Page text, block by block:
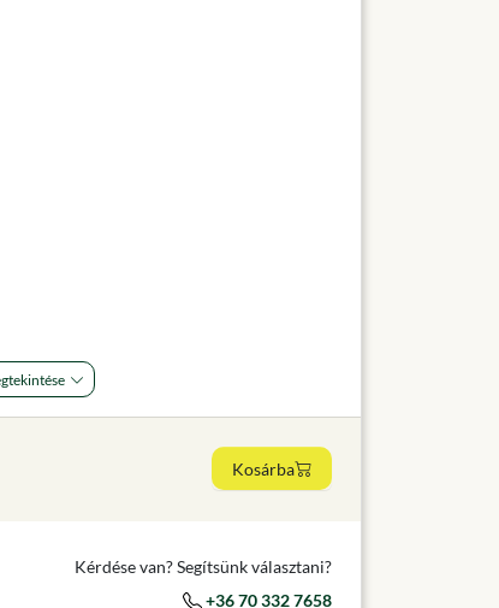
Kosárba
Kérdése van? Segítsünk választani?
+36 70 332 7658